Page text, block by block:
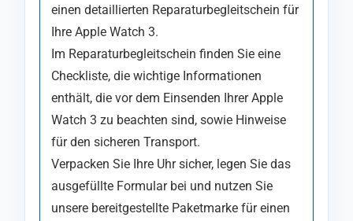
einen detaillierten Reparaturbegleitschein für
Ihre Apple Watch 3.
Im Reparaturbegleitschein finden Sie eine
Checkliste, die wichtige Informationen
enthält, die vor dem Einsenden Ihrer Apple
Watch 3 zu beachten sind, sowie Hinweise
für den sicheren Transport.
Verpacken Sie Ihre Uhr sicher, legen Sie das
ausgefüllte Formular bei und nutzen Sie
unsere bereitgestellte Paketmarke für einen